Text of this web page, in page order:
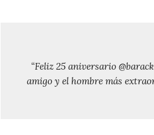
“Feliz 25 aniversario
amigo y el hombre más